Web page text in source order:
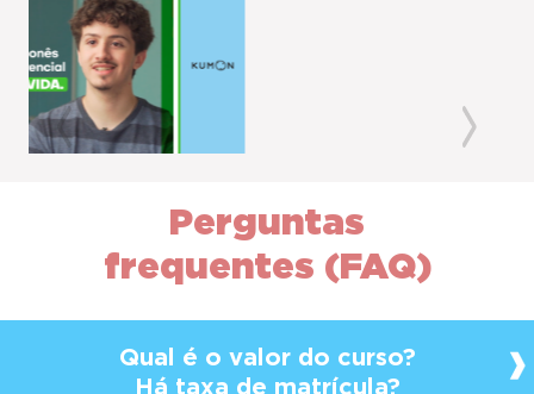
Previous
Perguntas
frequentes (FAQ)
Qual é o valor do curso?
Há taxa de matrícula?